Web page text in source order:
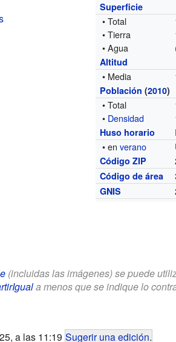
Superficie
• Total
• Tierra
• Agua
Altitud
• Media
Población (2010)
• Total
• Densidad
Huso horario
• enverano
Código ZIP
Código de área
GNIS
(incluidas las imágenes) se puede
a menos que se indique lo
a las 11:19 Sugerir una edición.